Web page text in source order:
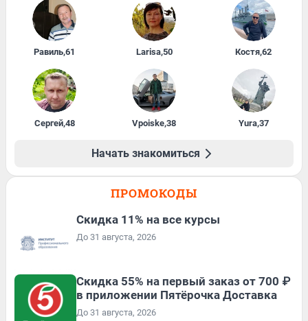
Равиль,61 Larisa,50 Костя,62
Сергей,48 Vpoiske,38 Yura,37
Начать знакомиться
ПРОМОКОДЫ
Скидка 11% на все курсы
До 31 августа, 2026
Скидка 55% на первый заказ от 700 ₽
в приложении Пятёрочка Доставка
До 31 августа, 2026